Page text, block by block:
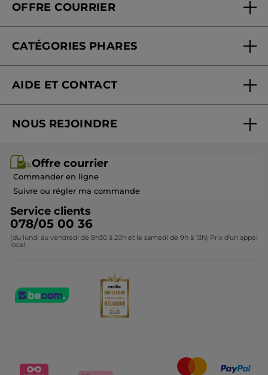
Nos engagements
Blog Act Beautiful
OFFRE COURRIER
CATÉGORIES PHARES
Promotions
Idées cadeaux
Collection de Noël
AIDE ET CONTACT
Mes cadeaux
Questions & Réponses
Contactez-nous
NOUS REJOINDRE
Devenir franchisé ou gérant
Offre courrier
Commander en ligne
Suivre ou régler ma commande
Service clients
078/05 00 36
(du lundi au vendredi de 8h30 à 20h et le samedi de 9h à 13h) Prix d'un appel
local